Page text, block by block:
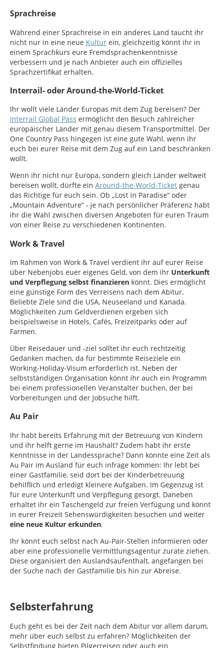
Sprachreise
Während einer Sprachreise in ein anderes Land taucht ihr
nicht nur in eine neue Kultur ein, gleichzeitig könnt ihr in
einem Sprachkurs eure Fremdsprachenkenntnisse
verbessern und je nach Anbieter auch ein offizielles
Sprachzertifikat erhalten.
Interrail- oder Around-the-World-Ticket
Ihr wollt viele Länder Europas mit dem Zug bereisen? Der
Interrail Global Pass ermöglicht den Besuch zahlreicher
europäischer Länder mit genau diesem Transportmittel. Der
One Country Pass hingegen ist eine gute Wahl, wenn ihr
euch bei eurer Reise mit dem Zug auf ein Land beschränken
wollt.
Wenn ihr nicht nur Europa, sondern gleich Länder weltweit
bereisen wollt, dürfte ein Around-the-World-Ticket genau
das Richtige für euch sein. Ob „Lost in Paradise“ oder
„Mountain Adventure“ - je nach persönlicher Präferenz habt
ihr die Wahl zwischen diversen Angeboten für euren Traum
von einer Reise zu verschiedenen Kontinenten.
Work & Travel
Im Rahmen von Work & Travel verdient ihr auf eurer Reise
über Nebenjobs euer eigenes Geld, von dem ihr Unterkunft
und Verpflegung selbst finanzieren könnt. Dies ermöglicht
eine günstige Form des Verreisens nach dem Abitur.
Beliebte Ziele sind die USA, Neuseeland und Kanada.
Möglichkeiten zum Geldverdienen ergeben sich
beispielsweise in Hotels, Cafés, Freizeitparks oder auf
Farmen.
Über Reisedauer und -ziel solltet ihr euch rechtzeitig
Gedanken machen, da für bestimmte Reiseziele ein
Working-Holiday-Visum erforderlich ist. Neben der
selbstständigen Organisation könnt ihr auch ein Programm
bei einem professionellen Veranstalter buchen, der bei
Vorbereitungen und der Jobsuche hilft.
Au Pair
Ihr habt bereits Erfahrung mit der Betreuung von Kindern
und ihr helft gerne im Haushalt? Zudem habt ihr erste
Kenntnisse in der Landessprache? Dann könnte eine Zeit als
Au Pair im Ausland für euch infrage kommen: Ihr lebt bei
einer Gastfamilie, seid dort bei der Kinderbetreuung
behilflich und erledigt kleinere Aufgaben. Im Gegenzug ist
für eure Unterkunft und Verpflegung gesorgt. Daneben
erhaltet ihr ein Taschengeld zur freien Verfügung und könnt
in eurer Freizeit Sehenswürdigkeiten besuchen und weiter
eine neue Kultur erkunden.
Ihr könnt euch selbst nach Au-Pair-Stellen informieren oder
aber eine professionelle Vermittlungsagentur zurate ziehen.
Diese organisiert den Auslandsaufenthalt, angefangen bei
der Suche nach der Gastfamilie bis hin zur Abreise.
Selbsterfahrung
Euch geht es bei der Zeit nach dem Abitur vor allem darum,
mehr über euch selbst zu erfahren? Möglichkeiten der
Selbstfindung bieten Pilgerreisen oder auch ein